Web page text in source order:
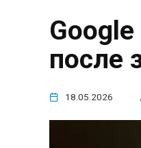
после
18.05.2026